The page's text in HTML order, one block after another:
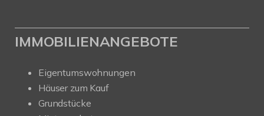
IMMOBILIENANGEBOTE
Eigentumswohnungen
Häuser zum Kauf
Grundstücke